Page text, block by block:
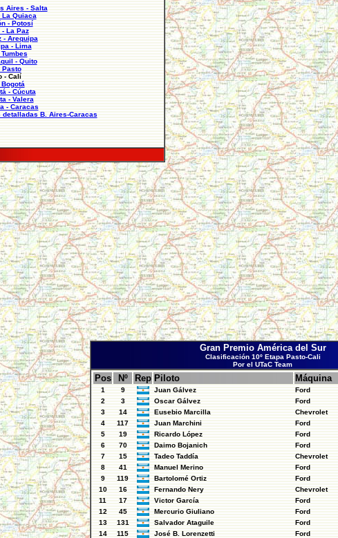
Aires - Salta
La Quiaca
- Potosí
La Paz
- Arequipa
- Lima
- Quito
Pasto
- Calí
- Cúcuta
- Valera
- Caracas
B. Aires-Caracas
Gran Premio América del Sur
Clasificación 10º Etapa Pasto-Cali
Por el UTaC Team
Pos Nº Rep Piloto Máquina
1 9 Juan Gálvez Ford
2
3 Oscar Gálvez Ford
3
14 Eusebio Marcilla Chevrolet
4
117 Juan Marchini Ford
5
19 Ricardo López Ford
6
70 Daimo Bojanich Ford
7
15 Tadeo Taddía Chevrolet
8
41 Manuel Merino Ford
9
119 Bartolomé Ortiz Ford
10
16 Fernando Nery Chevrolet
11
17 Victor García Ford
12
45 Mercurio Giuliano Ford
13
131 Salvador Ataguile Ford
14
115 José B. Lorenzetti Ford